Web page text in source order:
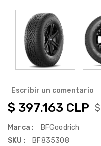
Escribir un comentario
$ 397.163 CLP
Marca :
BFGoodrich
SKU :
BF835308